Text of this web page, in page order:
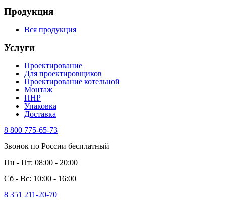
Продукция
Вся продукция
Услуги
Проектирование
Для проектировщиков
Проектирование котельной
Монтаж
ПНР
Упаковка
Доставка
8 800 775-65-73
Звонок по России бесплатный
Пн - Пт: 08:00 - 20:00
Сб - Вс: 10:00 - 16:00
8 351 211-20-70